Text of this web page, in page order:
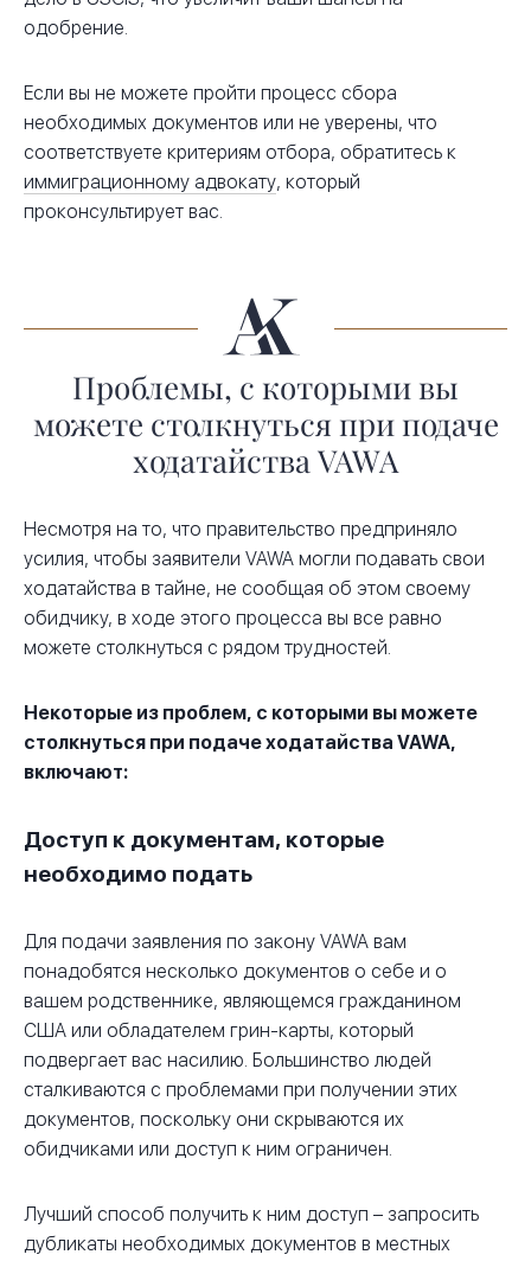
одобрение.
Если вы не можете пройти процесс сбора
необходимых документов или не уверены, что
соответствуете критериям отбора, обратитесь к
иммиграционному адвокату, который
проконсультирует вас.
Проблемы, с которыми вы
можете столкнуться при подаче
ходатайства VAWA
Несмотря на то, что правительство предприняло
усилия, чтобы заявители VAWA могли подавать свои
ходатайства в тайне, не сообщая об этом своему
обидчику, в ходе этого процесса вы все равно
можете столкнуться с рядом трудностей.
Некоторые из проблем, с которыми вы можете
столкнуться при подаче ходатайства VAWA,
включают:
Доступ к документам, которые
необходимо подать
Для подачи заявления по закону VAWA вам
понадобятся несколько документов о себе и о
вашем родственнике, являющемся гражданином
США или обладателем грин-карты, который
подвергает вас насилию. Большинство людей
сталкиваются с проблемами при получении этих
документов, поскольку они скрываются их
обидчиками или доступ к ним ограничен.
Лучший способ получить к ним доступ – запросить
дубликаты необходимых документов в местных